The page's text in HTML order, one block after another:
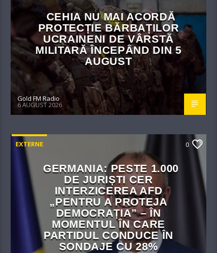
CEHIA NU MAI ACORDĂ
PROTECȚIE BĂRBAȚILOR
UCRAINENI DE VÂRSTĂ
MILITARĂ ÎNCEPÂND DIN 5
AUGUST
Gold FM Radio
6 AUGUST 2026
EXTERNE 0
GERMANIA: PESTE 1.000
DE JURIȘTI CER
INTERZICEREA AFD
„PENTRU A PROTEJA
DEMOCRAȚIA” – ÎN
MOMENTUL ÎN CARE
PARTIDUL CONDUCE ÎN
SONDAJE CU 28%